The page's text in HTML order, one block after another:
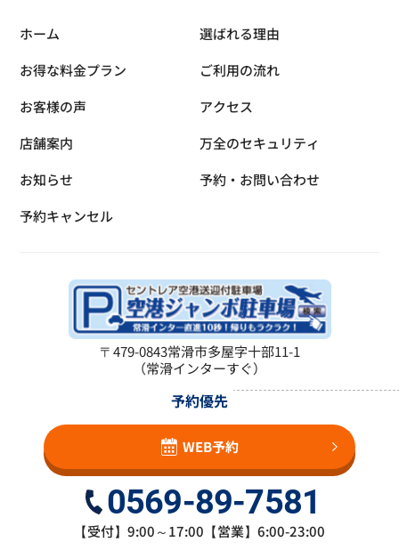
ホーム
選ばれる理由
お得な料金プラン
ご利用の流れ
お客様の声
アクセス
店舗案内
万全のセキュリティ
お知らせ
予約・お問い合わせ
予約キャンセル
〒479-0843常滑市多屋字十部11-1
（常滑インターすぐ）
予約優先
WEB予約
0569-89-7581
【受付】9:00～17:00【営業】6:00-23:00